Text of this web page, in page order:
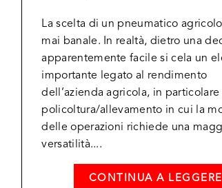
La scelta di un pneumatico
mai banale. In realtà, dietro una
apparentemente facile si cela un
importante legato al rendimento
dell’azienda agricola, in particolare
policoltura/allevamento in cui la
delle operazioni richiede una
versatilità....
CONTINUA A LEGGERE